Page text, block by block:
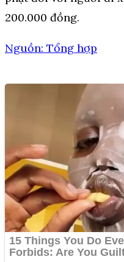
200.000 đồng.
Nguồn: Tổng hợp